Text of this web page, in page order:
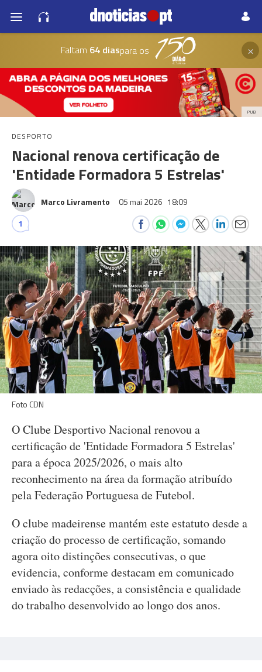
Faltam 64 diaspara os ×
PUB
DESPORTO
Nacional renova certificação de
'Entidade Formadora 5 Estrelas'
Marco Livramento 05 mai 2026 18:09
1
Foto CDN
O Clube Desportivo Nacional renovou a
certificação de 'Entidade Formadora 5 Estrelas'
para a época 2025/2026, o mais alto
reconhecimento na área da formação atribuído
pela Federação Portuguesa de Futebol.
O clube madeirense mantém este estatuto desde a
criação do processo de certificação, somando
agora oito distinções consecutivas, o que
evidencia, conforme destacam em comunicado
enviado às redacções, a consistência e qualidade
do trabalho desenvolvido ao longo dos anos.